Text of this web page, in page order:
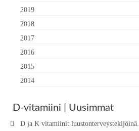
2019
2018
2017
2016
2015
2014
D-vitamiini | Uusimmat
D ja K vitamiinit luustonterveystekijöinä.